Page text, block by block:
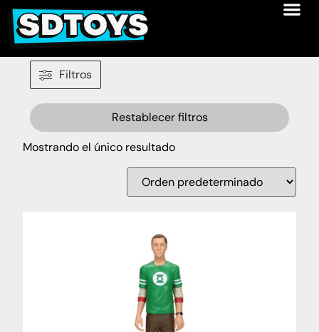
Filtros
Restablecer filtros
Mostrando el único resultado